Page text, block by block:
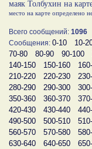
маяк Толбухин на
место на карте определено
Всего сообщений: 1096
Сообщения: 0-10 10-
70-80
80-90 90-100
140-150
150-160
210-220
220-230
280-290
290-300
350-360
360-370
420-430
430-440
490-500
500-510
560-570
570-580
630-640
640-650